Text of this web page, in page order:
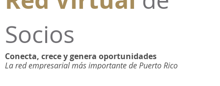
Socios
Conecta, crece y genera oportunidades
La red empresarial más importante de Puerto Rico